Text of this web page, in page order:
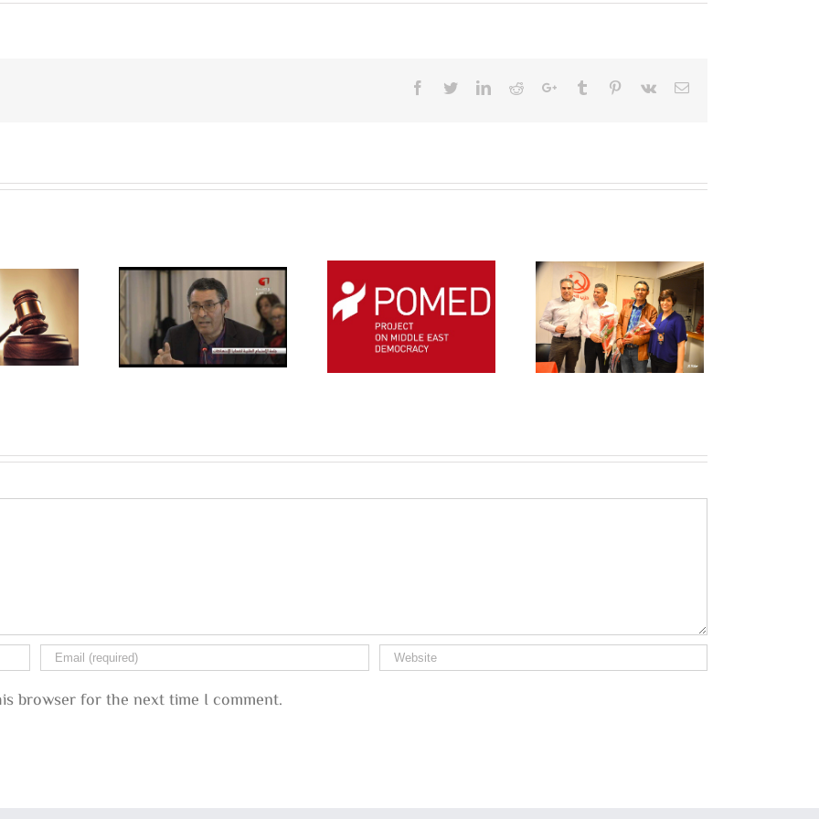
Facebook
TwitterLinkedIn
RedditGoogle+Tumblr Pinterest
Vk Email
des travaux
de l’IVD : Ces
oubliés ou
dans le
final de
TAAT Calls For
Abolishment of Death
Penalty
Hommage à Nabil
Barakati, assassiné
le 08 Mai 1987
browser for the next time I comment.